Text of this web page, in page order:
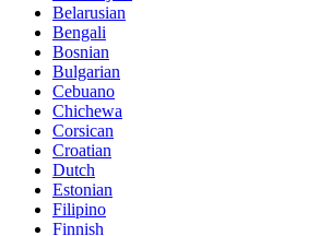
Belarusian
Bengali
Bosnian
Bulgarian
Cebuano
Chichewa
Corsican
Croatian
Dutch
Estonian
Filipino
Finnish